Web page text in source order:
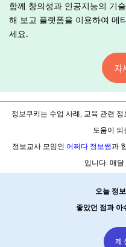
함께 창의성과 인공지능의 기
해 보고 플랫폼을 이용하여 메
세요.
자
정보쿠키는 수업 사례, 교육 관련
도움이 되
정보교사 모임인 어쩌다 정보쌤과
입니다. 매달
오늘 정
좋았던 점과 아
제